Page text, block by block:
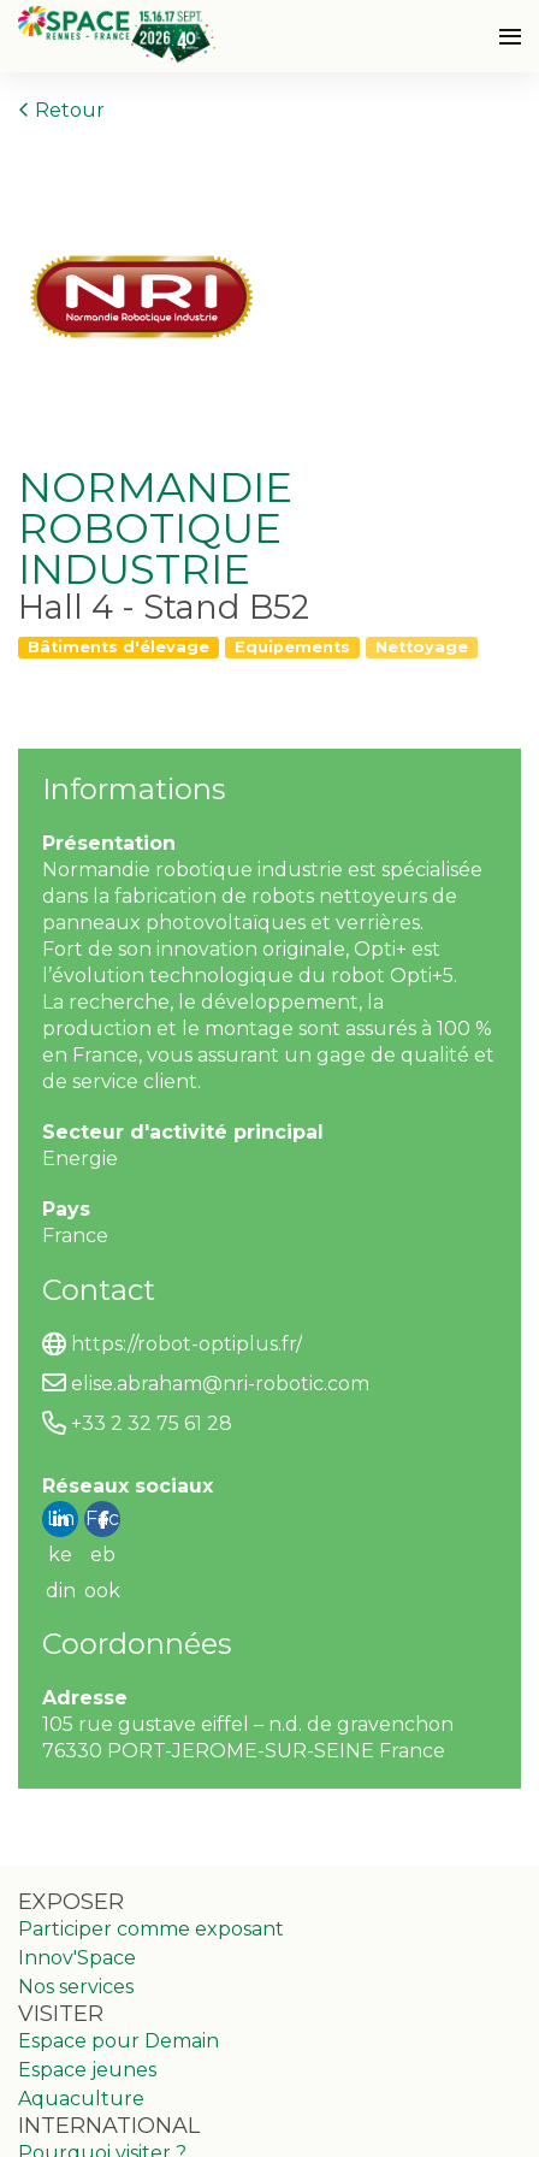
Retour
NORMANDIE
ROBOTIQUE
INDUSTRIE
Hall 4 - Stand B52
Bâtiments d'élevage Equipements Nettoyage
Informations
Présentation
Normandie robotique industrie est spécialisée
dans la fabrication de robots nettoyeurs de
panneaux photovoltaïques et verrières.
Fort de son innovation originale, Opti+ est
l’évolution technologique du robot Opti+5.
La recherche, le développement, la
production et le montage sont assurés à 100 %
en France, vous assurant un gage de qualité et
de service client.
Secteur d'activité principal
Energie
Pays
France
Contact
https://robot-optiplus.fr/
elise.abraham@nri-robotic.com
+33 2 32 75 61 28
Réseaux sociaux
Lin
ke
din
Fac
eb
ook
Coordonnées
Adresse
105 rue gustave eiffel – n.d. de gravenchon
76330 PORT-JEROME-SUR-SEINE France
EXPOSER
Participer comme exposant
Innov'Space
Nos services
VISITER
Espace pour Demain
Espace jeunes
Aquaculture
INTERNATIONAL